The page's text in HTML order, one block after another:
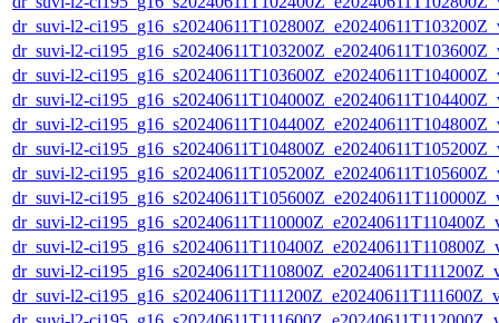
dr_suvi-l2-
dr_suvi-l2-
dr_suvi-l2-
dr_suvi-l2-
dr_suvi-l2-
dr_suvi-l2-
dr_suvi-l2-
dr_suvi-l2-
dr_suvi-l2-
dr_suvi-l2-
dr_suvi-l2-
dr_suvi-l2-